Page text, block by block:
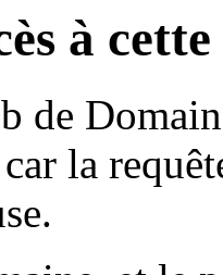
à
de
la